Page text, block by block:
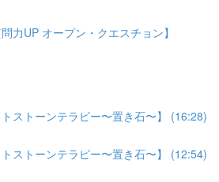
力UP オープン・クエスチョン】
ストーンテラピー〜置き石〜】 (16:28)
ストーンテラピー〜置き石〜】 (12:54)